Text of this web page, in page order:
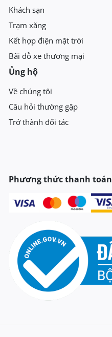
Khách sạn
Trạm xăng
Kết hợp điện mặt trời
Bãi đỗ xe thương mại
Ủng hộ
Về chúng tôi
Câu hỏi thường gặp
Trở thành đối tác
Phương thức thanh toán